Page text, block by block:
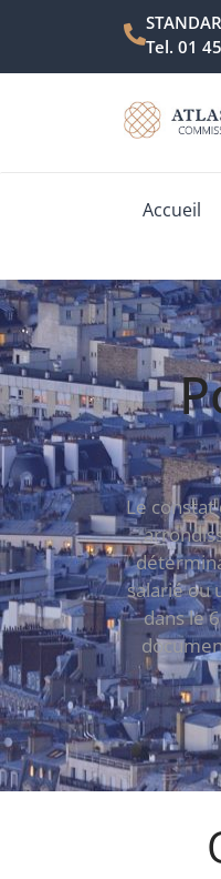
Tel. 01
Accueil
Le
salarié ou
dans le